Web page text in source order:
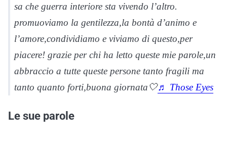
sa che guerra interiore sta vivendo l’altro.
promuoviamo la gentilezza,la bontà d’animo e
l’amore,condividiamo e viviamo di questo,per
piacere! grazie per chi ha letto queste mie parole,un
abbraccio a tutte queste persone tanto fragili ma
tanto quanto forti,buona giornata🤍♬ Those Eyes
Le sue parole